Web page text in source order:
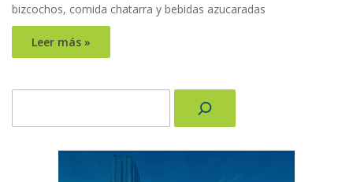
bizcochos, comida chatarra y bebidas azucaradas
Leer más »